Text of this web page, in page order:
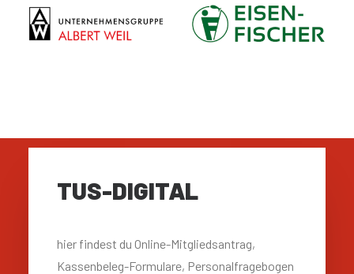
TUS-DIGITAL
hier findest du Online-Mitgliedsantrag,
Kassenbeleg-Formulare, Personalfragebogen